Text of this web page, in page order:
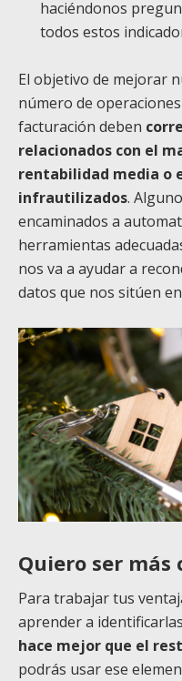
haciéndonos
todos estos
El objetivo de mejorar
número de
facturación deben
relacionados con el
rentabilidad media o
infrautilizados.
encaminados a
herramientas
nos va a ayudar a
datos que nos sitúen
Quiero ser
Para trabajar tus
aprender a
hace mejor que el
podrás usar ese